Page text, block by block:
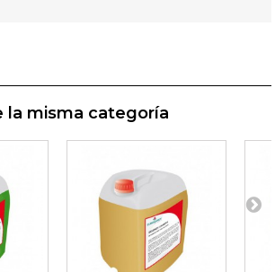
la misma categoría